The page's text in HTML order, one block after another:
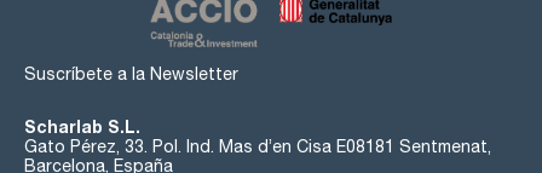
Suscríbete a la Newsletter
Scharlab S.L.
Gato Pérez, 33. Pol. Ind. Mas d’en Cisa E08181 Sentmenat,
Barcelona, España